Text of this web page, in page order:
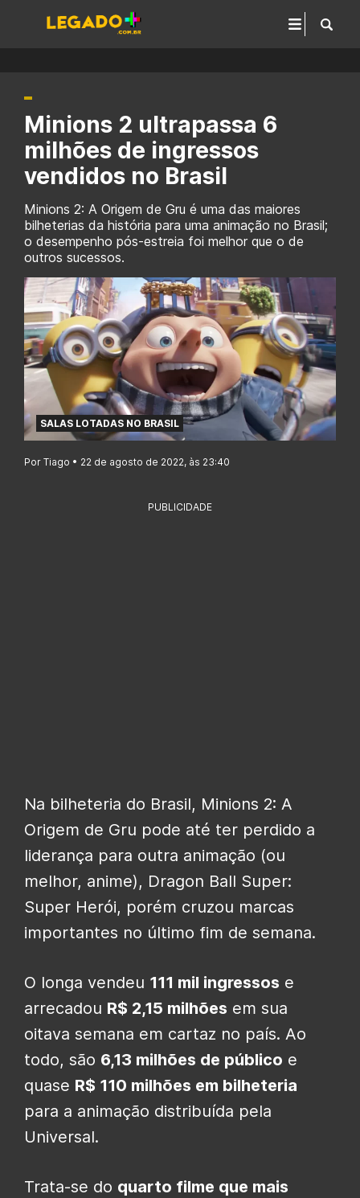
Minions 2 ultrapassa 6
milhões de ingressos
vendidos no Brasil
Minions 2: A Origem de Gru é uma das maiores
bilheterias da história para uma animação no Brasil;
o desempenho pós-estreia foi melhor que o de
outros sucessos.
SALAS LOTADAS NO BRASIL
Por Tiago • 22 de agosto de 2022, às 23:40
PUBLICIDADE
Na bilheteria do Brasil, Minions 2: A
Origem de Gru pode até ter perdido a
liderança para outra animação (ou
melhor, anime), Dragon Ball Super:
Super Herói, porém cruzou marcas
importantes no último fim de semana.
O longa vendeu 111 mil ingressos e
arrecadou R$ 2,15 milhões em sua
oitava semana em cartaz no país. Ao
todo, são 6,13 milhões de público e
quase R$ 110 milhões em bilheteria
para a animação distribuída pela
Universal.
Trata-se do quarto filme que mais